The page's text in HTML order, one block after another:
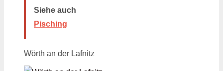
Siehe auch
Pisching
Wörth an der Lafnitz